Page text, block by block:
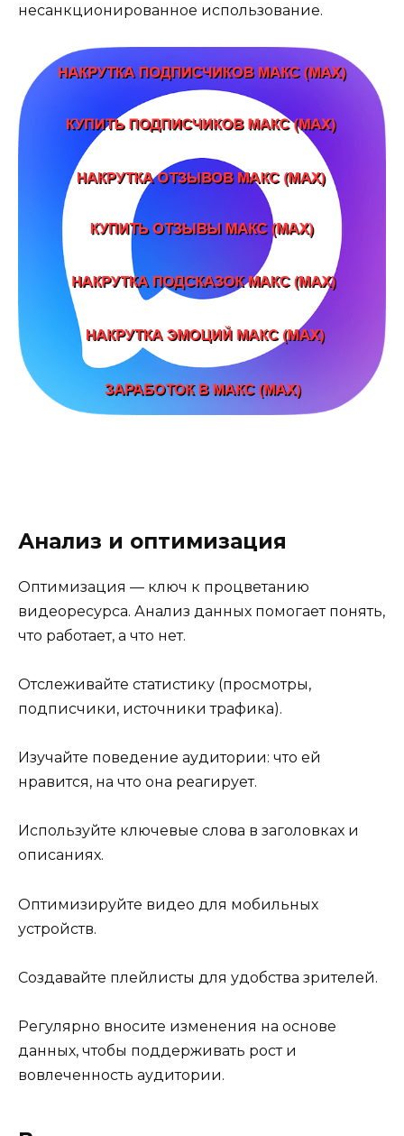
несанкционированное использование.
Анализ и оптимизация
Оптимизация — ключ к процветанию
видеоресурса. Анализ данных помогает понять,
что работает, а что нет.
Отслеживайте статистику (просмотры,
подписчики, источники трафика).
Изучайте поведение аудитории: что ей
нравится, на что она реагирует.
Используйте ключевые слова в заголовках и
описаниях.
Оптимизируйте видео для мобильных
устройств.
Создавайте плейлисты для удобства зрителей.
Регулярно вносите изменения на основе
данных, чтобы поддерживать рост и
вовлеченность аудитории.